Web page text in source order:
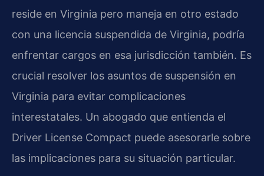
reside en Virginia pero maneja en otro estado
con una licencia suspendida de Virginia, podría
enfrentar cargos en esa jurisdicción también. Es
crucial resolver los asuntos de suspensión en
Virginia para evitar complicaciones
interestatales. Un abogado que entienda el
Driver License Compact puede asesorarle sobre
las implicaciones para su situación particular.